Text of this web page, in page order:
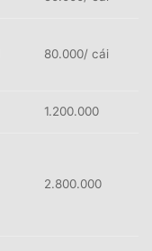
80.000/ cái
1.200.000
2.800.000